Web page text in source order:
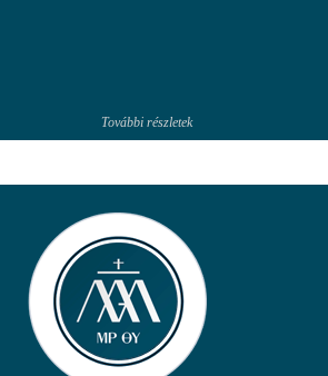
További részletek